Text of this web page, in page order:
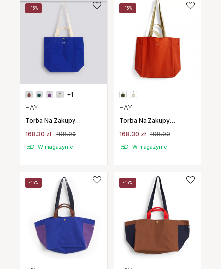
-15%
+1
HAY
Torba Na Zakupy
Niebieska Hay
168.30 zł 198.00
W magazynie
-15%
HAY
Torba Na Zakupy
Czerwona Hay
168.30 zł 198.00
W magazynie
-15% -15%